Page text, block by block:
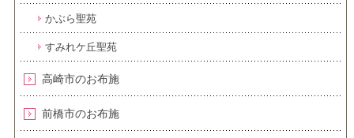
かぶら聖苑
すみれケ丘聖苑
高崎市のお布施
前橋市のお布施